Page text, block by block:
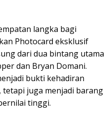
langka bagi
Photocard eksklusif
dari dua bintang utama
dan Bryan Domani.
bukti kehadiran
juga menjadi barang
tinggi.